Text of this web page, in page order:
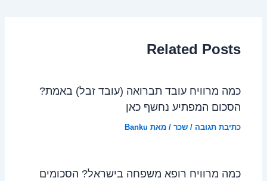
Related Posts
כמה מרוויח עובד תברואה (עובד זבל) באמת?
הסכום המפתיע נחשף כאן
כתיבת תגובה /שכר / מאת Banku
כמה מרוויח רופא משפחה בישראל? הסכומים